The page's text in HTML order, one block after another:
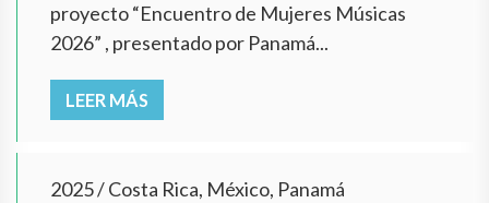
proyecto “Encuentro de Mujeres Músicas
2026” , presentado por Panamá...
LEER MÁS
2025/Costa Rica, México, Panamá